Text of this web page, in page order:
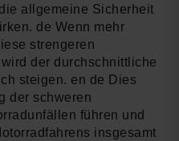
allgemeine Sicherheit
de Wenn mehr
strengeren
der durchschnittliche
steigen. en de Dies
der schweren
führen und
insgesamt